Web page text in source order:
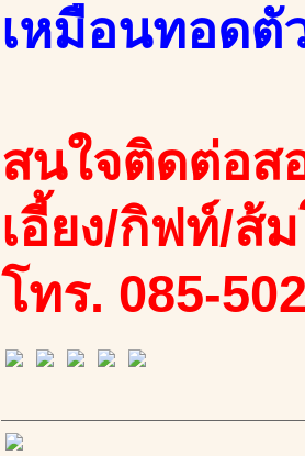
เหมือนทอดตั
สนใจติดต่อส
เอี้ยง/กิฟท์/ส้
โทร. 085-